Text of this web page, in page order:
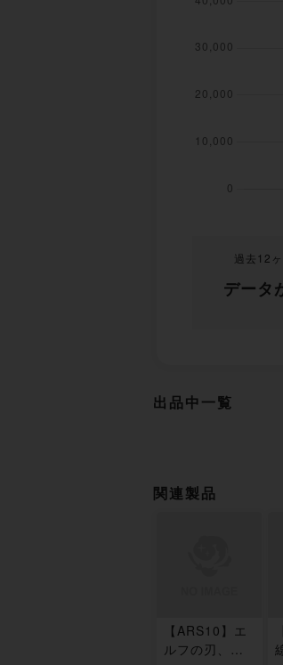
過去12
データ
出品中一覧
関連製品
【ARS10】エ
ルフの刃、ラ